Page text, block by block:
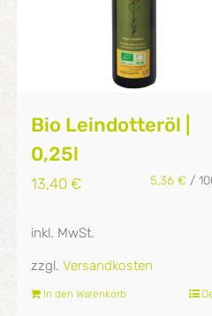
Bio Leindotteröl |
0,25l
13,40 € 5,36 € /
inkl. MwSt.
zzgl. Versandkosten
In den Warenkorb